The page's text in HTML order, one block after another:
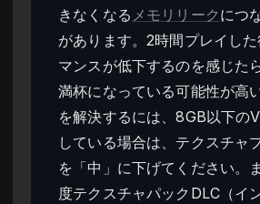
きなくなる メモリリーク につ
があります。2時間プレイし
マンスが低下するのを感じた
満杯になっている可能性が高
を解決するには、8GB以下の
している場合は、テクスチャ
を「中」に下げてください。
度テクスチャパックDLC（イ